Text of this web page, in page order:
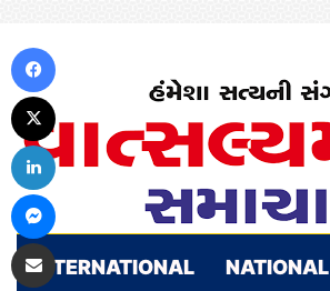
INTERNATIONAL NATIONAL
LinkedIn